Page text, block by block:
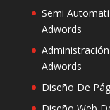
Semi
Adwords
Adwords
Diseño De